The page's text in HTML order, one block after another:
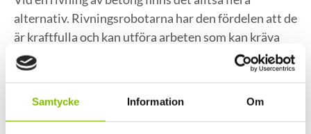
Samtycke Information Om
alternativ. Rivningsrobotarna har den fördelen att de
är kraftfulla och kan utföra arbeten som kan kräva
flera man. Rivningsrobotarna har också den fördelen
att det finns modeller som alltså passar till att
rivningsrobotar som själv kan ta sig upp för